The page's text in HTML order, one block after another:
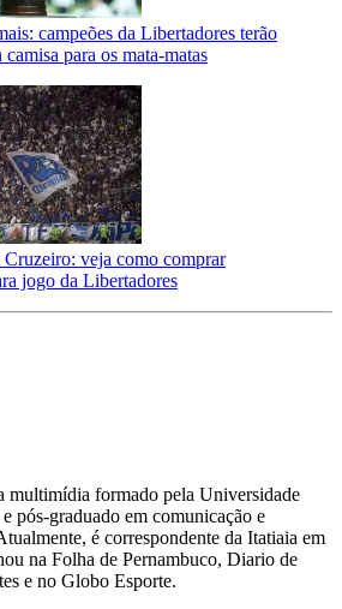
campeões da Libertadores terão
para os mata-matas
veja como comprar
jogo da Libertadores
multimídia formado pela Universidade
pós-graduado em comunicação e
é correspondente da Itatiaia em
na Folha de Pernambuco, Diario de
e no Globo Esporte.